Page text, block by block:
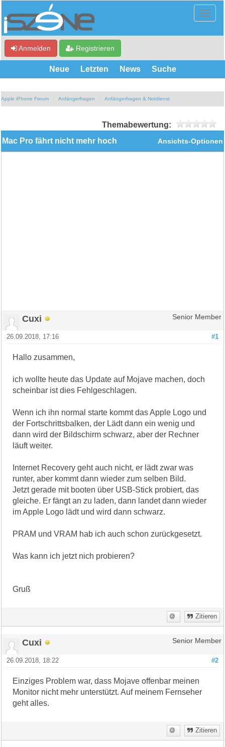
Anmelden Registrieren
Neue Letzten News Suche
Apple iPhone Forum Anfängerfragen Anfängerfragen & Notdienst
Themabewertung:
Ansichts-Optionen
Mac Pro fährt nicht mehr hoch
Cuxi Senior Member
#1
26.09.2018, 17:16
Hallo zusammen,
ich wollte heute das Update auf Mojave machen, doch
scheinbar ist dies Fehlgeschlagen.
Wenn ich ihn normal starte kommt das Apple Logo und
der Fortschrittsbalken, der Lädt dann ein wenig und
dann wird der Bildschirm schwarz, aber der Rechner
läuft weiter.
Internet Recovery geht auch nicht, er lädt zwar was
runter, aber kommt dann wieder zum selben Bild.
Jetzt gerade mit booten über USB-Stick probiert, das
gleiche. Er fängt an zu laden, dann landet dann wieder
im Apple Logo lädt und wird dann schwarz.
PRAM und VRAM hab ich auch schon zurückgesetzt.
Was kann ich jetzt nich probieren?
Gruß
Zitieren
Cuxi Senior Member
#2
26.09.2018, 18:22
Einziges Problem war, dass Mojave offenbar meinen
Monitor nicht mehr unterstützt. Auf meinem Fernseher
geht alles.
Zitieren